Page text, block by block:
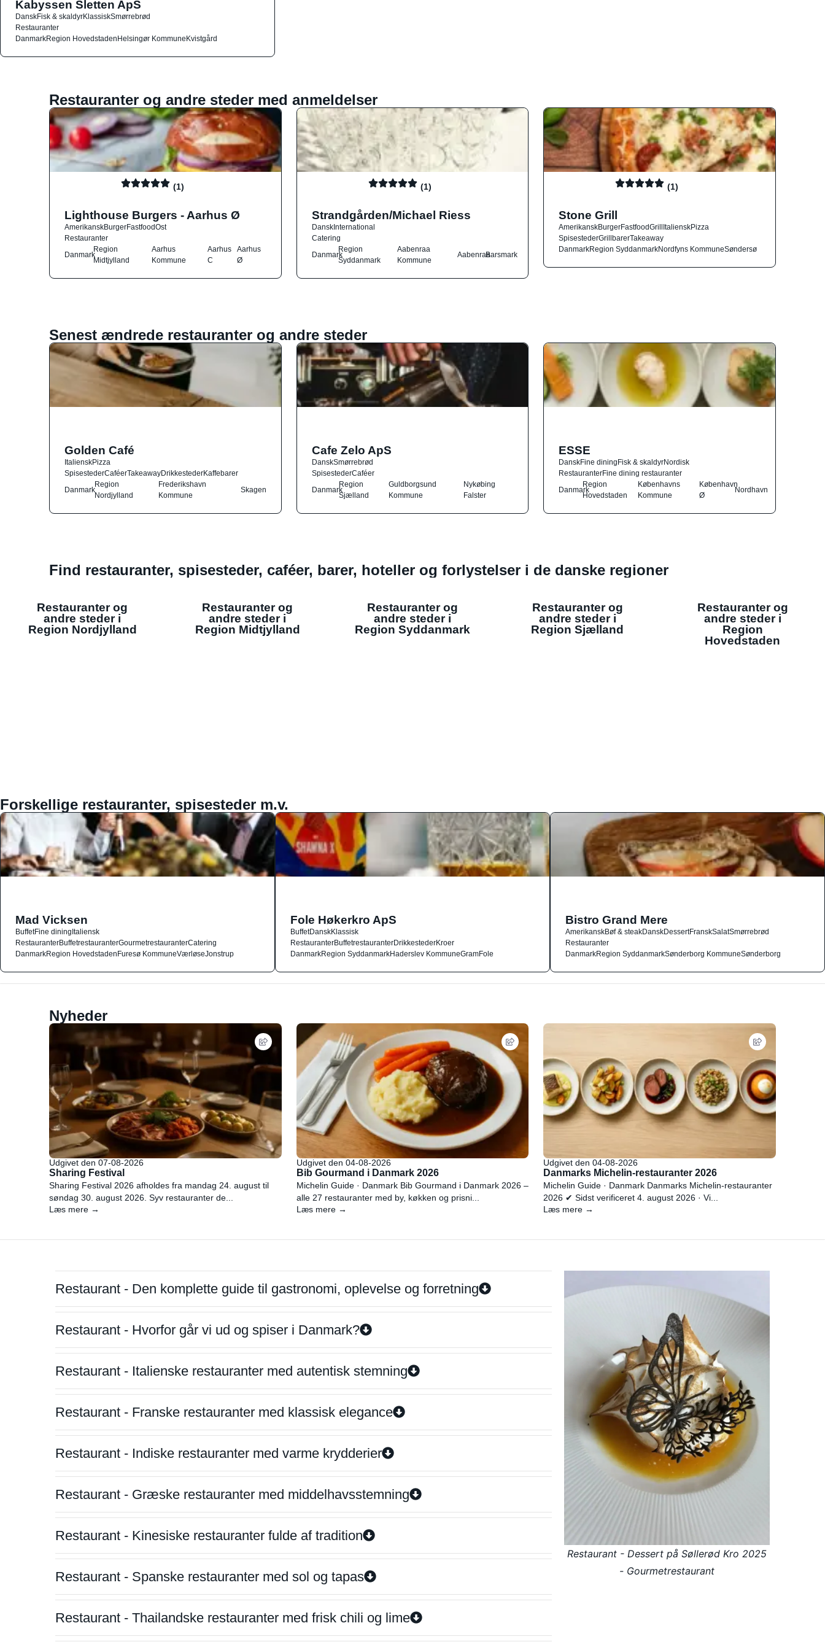
Kabyssen Sletten ApS
DanskFisk & skaldyrKlassiskSmørrebrød
Restauranter
DanmarkRegion HovedstadenHelsingør KommuneKvistgård
Restauranter og andre steder med anmeldelser
(1)
Lighthouse Burgers - Aarhus Ø
AmerikanskBurgerFastfoodOst
Restauranter
Danmark
Region
Midtjylland
Aarhus
Kommune
Aarhus
C
Aarhus
Ø
(1)
Strandgården/Michael Riess
DanskInternational
Catering
Danmark
Region
Syddanmark
Aabenraa
Kommune
AabenraaBarsmark
(1)
Stone Grill
AmerikanskBurgerFastfoodGrillItalienskPizza
SpisestederGrillbarerTakeaway
DanmarkRegion SyddanmarkNordfyns KommuneSøndersø
Senest ændrede restauranter og andre steder
Golden Café
ItalienskPizza
SpisestederCaféerTakeawayDrikkestederKaffebarer
Danmark
Region
Nordjylland
Frederikshavn
Kommune
Skagen
Cafe Zelo ApS
DanskSmørrebrød
SpisestederCaféer
Danmark
Region
Sjælland
Guldborgsund
Kommune
Nykøbing
Falster
ESSE
DanskFine diningFisk & skaldyrNordisk
RestauranterFine dining restauranter
Danmark
Region
Hovedstaden
Københavns
Kommune
København
Ø
Nordhavn
Find restauranter, spisesteder, caféer, barer, hoteller og forlystelser i de danske regioner
Restauranter og
andre steder i
Region Nordjylland
Restauranter og
andre steder i
Region Midtjylland
Restauranter og
andre steder i
Region Syddanmark
Restauranter og
andre steder i
Region Sjælland
Restauranter og
andre steder i
Region
Hovedstaden
Forskellige restauranter, spisesteder m.v.
Mad Vicksen
BuffetFine diningItaliensk
RestauranterBuffetrestauranterGourmetrestauranterCatering
DanmarkRegion HovedstadenFuresø KommuneVærløseJonstrup
Fole Høkerkro ApS
BuffetDanskKlassisk
RestauranterBuffetrestauranterDrikkestederKroer
DanmarkRegion SyddanmarkHaderslev KommuneGramFole
Bistro Grand Mere
AmerikanskBøf & steakDanskDessertFranskSalatSmørrebrød
Restauranter
DanmarkRegion SyddanmarkSønderborg KommuneSønderborg
Nyheder
Udgivet den 07-08-2026
Sharing Festival
Sharing Festival 2026 afholdes fra mandag 24. august til
søndag 30. august 2026. Syv restauranter de...
Læs mere →
Udgivet den 04-08-2026
Bib Gourmand i Danmark 2026
Michelin Guide · Danmark Bib Gourmand i Danmark 2026 –
alle 27 restauranter med by, køkken og prisni...
Læs mere →
Udgivet den 04-08-2026
Danmarks Michelin-restauranter 2026
Michelin Guide · Danmark Danmarks Michelin-restauranter
2026 ✔ Sidst verificeret 4. august 2026 · Vi...
Læs mere →
Restaurant - Den komplette guide til gastronomi, oplevelse og forretning
Restaurant - Hvorfor går vi ud og spiser i Danmark?
Restaurant - Italienske restauranter med autentisk stemning
Restaurant - Franske restauranter med klassisk elegance
Restaurant - Indiske restauranter med varme krydderier
Restaurant - Græske restauranter med middelhavsstemning
Restaurant - Kinesiske restauranter fulde af tradition
Restaurant - Spanske restauranter med sol og tapas
Restaurant - Thailandske restauranter med frisk chili og lime
Restaurant - Dessert på Søllerød Kro 2025
- Gourmetrestaurant